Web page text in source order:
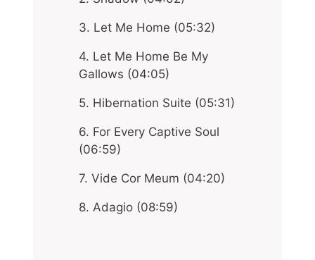
3. Let Me Home (05:32)
4. Let Me Home Be My
Gallows (04:05)
5. Hibernation Suite (05:31)
6. For Every Captive Soul
(06:59)
7. Vide Cor Meum (04:20)
8. Adagio (08:59)